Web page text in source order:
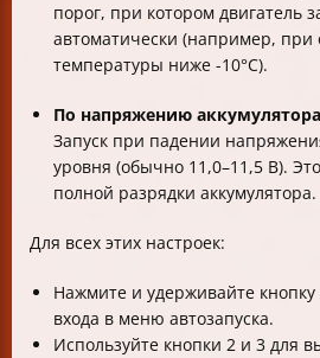
порог, при котором двигатель
автоматически (например, при
температуры ниже -10°C).
По напряжению
Запуск при падении
уровня (обычно 11,0–11,5 В).
полной разрядки аккумулятора.
Для всех этих настроек:
Нажмите и удерживайте кнопку
входа в меню автозапуска.
Используйте кнопки 2 и 3 для